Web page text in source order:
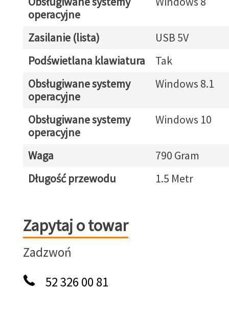
operacyjne
Zasilanie (lista)
USB 5V
Podświetlana klawiatura
Tak
Obsługiwane systemy
operacyjne
Windows 8.1
Obsługiwane systemy
operacyjne
Windows 10
Waga
790 Gram
Długość przewodu
1.5 Metr
Zapytaj o towar
Zapytaj o towar
Zadzwoń
52 326 00 81